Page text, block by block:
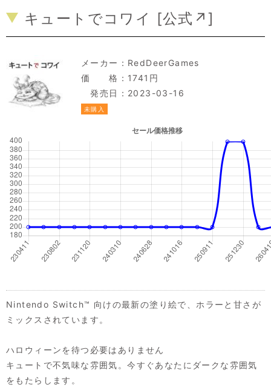
キュートでコワイ [公式↗]
メーカー： RedDeerGames
価 格：1741円
発売日：2023-03-16
未購入
Nintendo Switch™ 向けの最新の塗り絵で、ホラーと甘さが
ミックスされています。
ハロウィーンを待つ必要はありません
キュートで不気味な雰囲気。今すぐあなたにダークな雰囲気
をもたらします。